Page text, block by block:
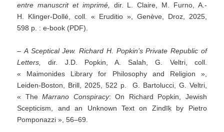
entre manuscrit et imprimé,
dir. L. Claire, M. Furno, A.-
H. Klinger-Dollé, coll. « Eruditio », Genève, Droz, 2025,
598 p. : e-book (PDF).
– A Sceptical Jew. Richard H. Popkin’s Private Republic of
Letters,
dir. J.D. Popkin, A. Salah, G. Veltri, coll.
« Maimonides Library for Philosophy and Religion »,
Leiden-Boston, Brill, 2025, 522 p. G. Bartolucci, G. Veltri,
« TheMarrano Conspiracy: On Richard Popkin, Jewish
Scepticism, and an Unknown Text on Zindīḳ by Pietro
Pomponazzi », 56–69.